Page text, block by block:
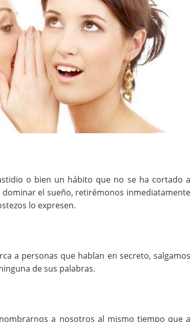
o bien un hábito que no se ha cortado a
el sueño, retirémonos inmediatamente
lo expresen.
a personas que hablan en secreto, salgamos
de sus palabras.
a nosotros al mismo tiempo que a